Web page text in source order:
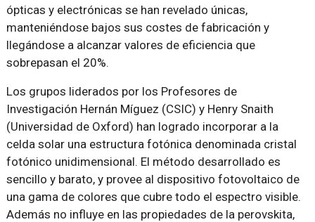
ópticas y electrónicas se han revelado únicas,
manteniéndose bajos sus costes de fabricación y
llegándose a alcanzar valores de eficiencia que
sobrepasan el 20%.
Los grupos liderados por los Profesores de
Investigación Hernán Míguez (CSIC) y Henry Snaith
(Universidad de Oxford) han logrado incorporar a la
celda solar una estructura fotónica denominada cristal
fotónico unidimensional. El método desarrollado es
sencillo y barato, y provee al dispositivo fotovoltaico de
una gama de colores que cubre todo el espectro visible.
Además no influye en las propiedades de la perovskita,